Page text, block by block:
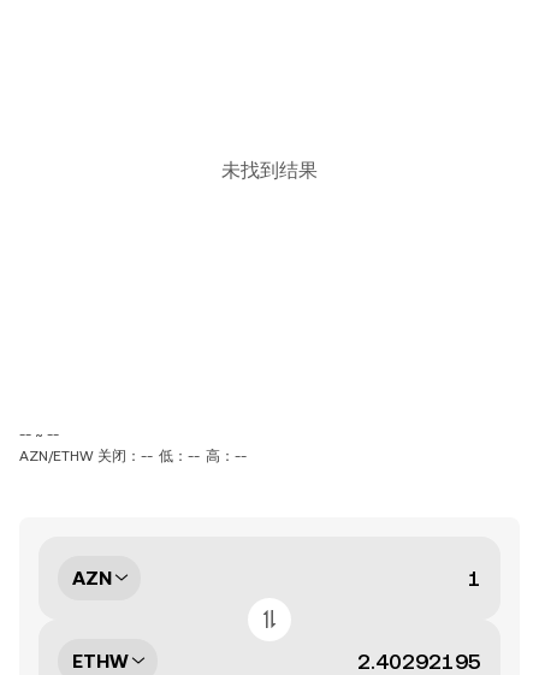
未找到结果
-- ~ --
AZN/ETHW 关闭：-- 低：-- 高：--
AZN
ETHW